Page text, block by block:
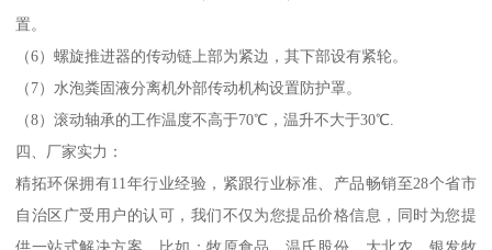
置。
（6）螺旋推进器的传动链上部为紧边，其下部设有紧轮。
（7）水泡粪固液分离机外部传动机构设置防护罩。
（8）滚动轴承的工作温度不高于70℃，温升不大于30℃.
四、厂家实力：
精拓环保拥有11年行业经验，紧跟行业标准、产品畅销至28个省市
自治区广受用户的认可，我们不仅为您提品价格信息，同时为您提